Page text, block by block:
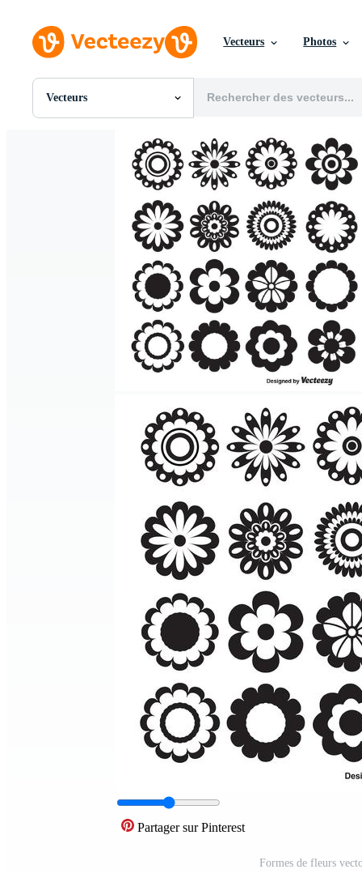
Vecteurs Photos
Vecteurs
Toutes Images
Motion graphics
Images Éditoriales
Événements Éditoriaux
Partager sur Pinterest
Formes de fleurs